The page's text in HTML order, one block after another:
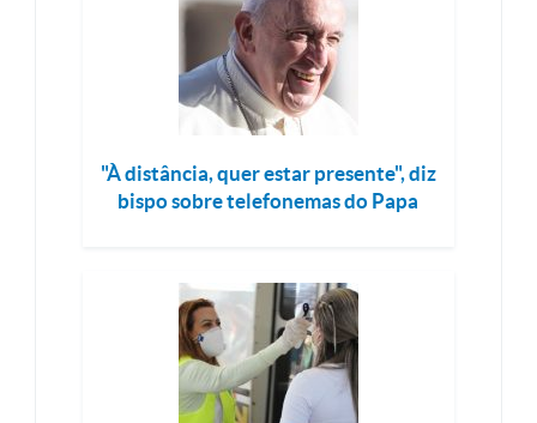
"À distância, quer estar presente", diz
bispo sobre telefonemas do Papa